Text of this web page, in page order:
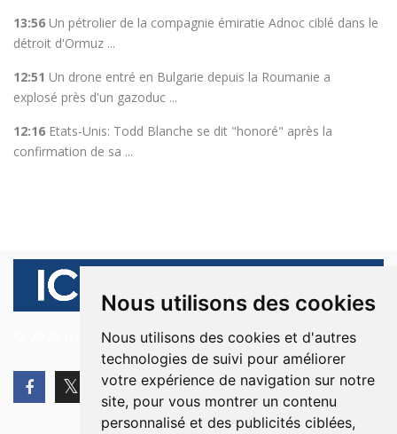
Nous utilisons des cookies
Nous utilisons des cookies et d'autres
technologies de suivi pour améliorer
votre expérience de navigation sur notre
site, pour vous montrer un contenu
personnalisé et des publicités ciblées,
13:56 Un pétrolier de la compagnie émiratie Adnoc ciblé dans le
détroit d'Ormuz ...
12:51 Un drone entré en Bulgarie depuis la Roumanie a
explosé près d'un gazoduc ...
12:16 Etats-Unis: Todd Blanche se dit "honoré" après la
confirmation de sa ...
© 2026 Ici Beyrouth. Tous les droits sont réservés.